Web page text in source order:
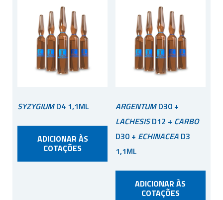
SYZYGIUMD4 1,1ML
ADICIONAR ÀS
COTAÇÕES
ARGENTUMD30 +
LACHESISD12 + CARBO
D30 + ECHINACEAD3
1,1ML
ADICIONAR ÀS
COTAÇÕES